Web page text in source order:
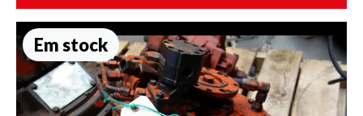
Em stock